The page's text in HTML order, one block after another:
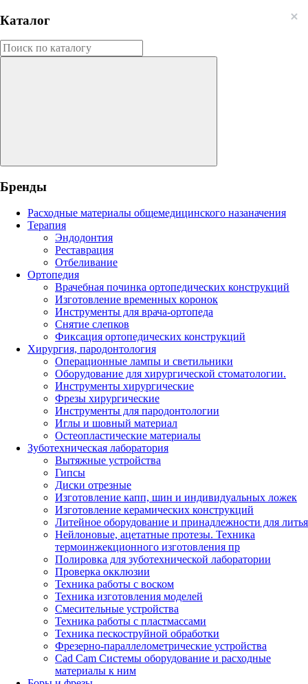
Каталог
Бренды
Расходные материалы общемедицинского назаначения
Терапия
Эндодонтия
Реставрация
Отбеливание
Ортопедия
Врачебная починка ортопедических конструкций
Изготовление временных коронок
Инструменты для врача-ортопеда
Снятие слепков
Фиксация ортопедических конструкций
Хирургия, пародонтология
Операционные лампы и светильники
Оборудование для хирургической стоматологии.
Инструменты хирургические
Фрезы хирургические
Инструменты для пародонтологии
Иглы и шовный материал
Остеопластические материалы
Зуботехническая лаборатория
Вытяжные устройства
Гипсы
Диски отрезные
Изготовление капп, шин и индивидуальных ложек
Изготовление керамических конструкций
Литейное оборудование и принадлежности для литья
Нейлоновые, ацетатные протезы. Техника
термоинжекционного изготовления пр
Полировка для зуботехнической лаборатории
Проверка окклюзии
Техника работы с воском
Техника изготовления моделей
Смесительные устройства
Техника работы с пластмассами
Техника пескоструйной обработки
Фрезерно-параллелометрические устройства
Cad Cam Системы оборудование и расходные
материалы к ним